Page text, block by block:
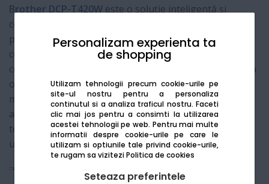
Personalizam experienta ta
de shopping
Utilizam tehnologii precum cookie-urile pe
site-ul nostru pentru a personaliza
continutul si a analiza traficul nostru. Faceti
clic mai jos pentru a consimti la utilizarea
acestei tehnologii pe web. Pentru mai multe
informatii despre cookie-urile pe care le
utilizam si optiunile tale privind cookie-urile,
te rugam sa viziteziPolitica de cookies
Seteaza preferintele
Brother DCP-T420W este o soluție inteligentă și
compactă de imprimare, scanare și copiere, ideală
pentru utilizatorii casnici care doresc să elimine grija
costurilor mari cu cartușele. Sistemul de rezervoare de
cerneală reîncărcabile este integrat în carcasă pentru a
ocupa un spațiu minim, permițând în același timp
monitorizarea ușoară a nivelului de cerneală. Cu
ajutorul funcției Wireless, puteți imprima rapid de pe
telefon sau tabletă, oferind flexibilitate totală în
utilizarea zilnică.